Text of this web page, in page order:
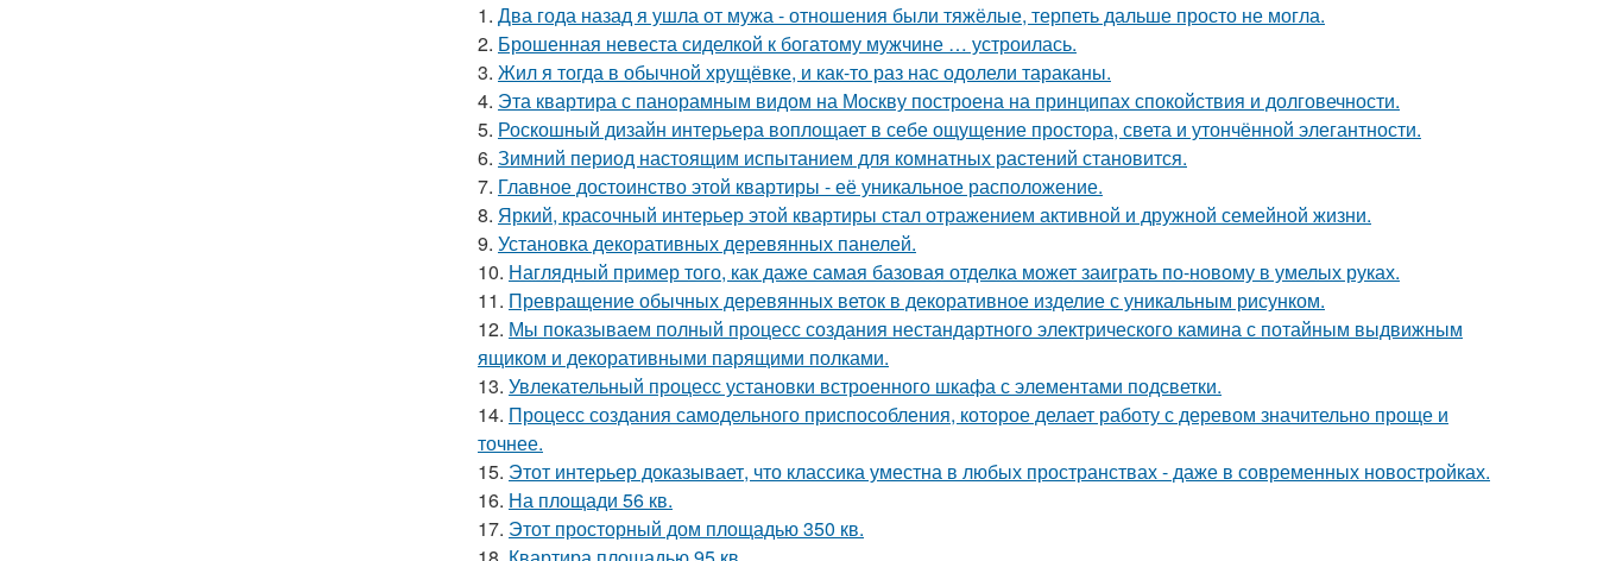
1. Два года назад я ушла от мужа - отношения были тяжёлые, терпеть дальше просто не могла.
2. Брошенная невеста сиделкой к богатому мужчине … устроилась.
3. Жил я тогда в обычной хрущёвке, и как-то раз нас одолели тараканы.
4. Эта квартира с панорамным видом на Москву построена на принципах спокойствия и долговечности.
5. Роскошный дизайн интерьера воплощает в себе ощущение простора, света и утончённой элегантности.
6. Зимний период настоящим испытанием для комнатных растений становится.
7. Главное достоинство этой квартиры - её уникальное расположение.
8. Яркий, красочный интерьер этой квартиры стал отражением активной и дружной семейной жизни.
9. Установка декоративных деревянных панелей.
10. Наглядный пример того, как даже самая базовая отделка может заиграть по-новому в умелых руках.
11. Превращение обычных деревянных веток в декоративное изделие с уникальным рисунком.
12. Мы показываем полный процесс создания нестандартного электрического камина с потайным выдвижным
ящиком и декоративными парящими полками.
13. Увлекательный процесс установки встроенного шкафа с элементами подсветки.
14. Процесс создания самодельного приспособления, которое делает работу с деревом значительно проще и
точнее.
15. Этот интерьер доказывает, что классика уместна в любых пространствах - даже в современных новостройках.
16. На площади 56 кв.
17. Этот просторный дом площадью 350 кв.